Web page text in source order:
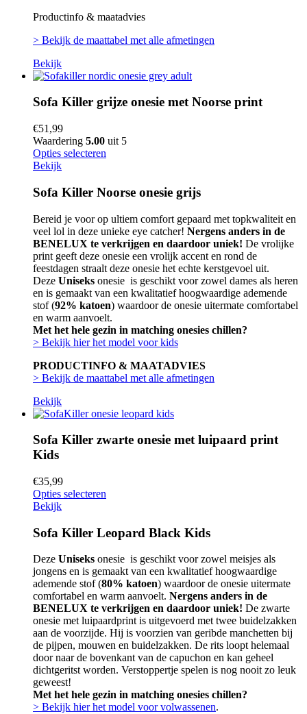
Productinfo & maatadvies
> Bekijk de maattabel met alle afmetingen
Bekijk
Sofa Killer grijze onesie met Noorse print
€51,99
Waardering 5.00 uit 5
Opties selecteren
Bekijk
Sofa Killer Noorse onesie grijs
Bereid je voor op ultiem comfort gepaard met topkwaliteit en
veel lol in deze unieke eye catcher! Nergens anders in de
BENELUX te verkrijgen en daardoor uniek! De vrolijke
print geeft deze onesie een vrolijk accent en rond de
feestdagen straalt deze onesie het echte kerstgevoel uit.
Deze Uniseks onesie is geschikt voor zowel dames als heren
en is gemaakt van een kwalitatief hoogwaardige ademende
stof (92% katoen) waardoor de onesie uitermate comfortabel
en warm aanvoelt.
Met het hele gezin in matching onesies chillen?
> Bekijk hier het model voor kids
PRODUCTINFO & MAATADVIES
> Bekijk de maattabel met alle afmetingen
Bekijk
Sofa Killer zwarte onesie met luipaard print
Kids
€35,99
Opties selecteren
Bekijk
Sofa Killer Leopard Black Kids
Deze Uniseks onesie is geschikt voor zowel meisjes als
jongens en is gemaakt van een kwalitatief hoogwaardige
ademende stof (80% katoen) waardoor de onesie uitermate
comfortabel en warm aanvoelt. Nergens anders in de
BENELUX te verkrijgen en daardoor uniek! De zwarte
onesie met luipaardprint is uitgevoerd met twee buidelzakken
aan de voorzijde. Hij is voorzien van geribde manchetten bij
de pijpen, mouwen en buidelzakken. De rits loopt helemaal
door naar de bovenkant van de capuchon en kan geheel
dichtgeritst worden. Verstoppertje spelen is nog nooit zo leuk
geweest!
Met het hele gezin in matching onesies chillen?
> Bekijk hier het model voor volwassenen.